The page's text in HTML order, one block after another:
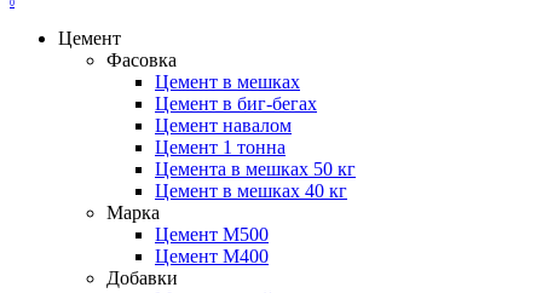
0
Цемент
Фасовка
Цемент в мешках
Цемент в биг-бегах
Цемент навалом
Цемент 1 тонна
Цемента в мешках 50 кг
Цемент в мешках 40 кг
Марка
Цемент М500
Цемент М400
Добавки